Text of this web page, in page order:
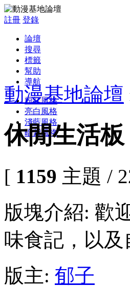
註冊 登錄
論壇
搜尋
標籤
幫助
導航
粉紅風格
亮白風格
淺藍風格
暗紫風格
動漫基地論壇
休閒生活板
[ 1159 主題 /
版塊介紹: 歡
味食記，以
版主: 郁子